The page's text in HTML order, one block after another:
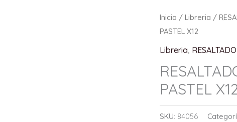
Inicio /Libreria /
PASTEL X12
Libreria,
PASTEL
SKU: 84056